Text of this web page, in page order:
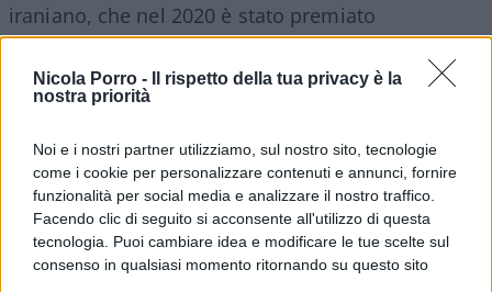
Nicola Porro -
Il rispetto della tua privacy è la
nostra priorità
Noi e i nostri partner utilizziamo, sul nostro sito, tecnologie
come i cookie per personalizzare contenuti e annunci, fornire
funzionalità per social media e analizzare il nostro traffico.
Facendo clic di seguito si acconsente all'utilizzo di questa
tecnologia. Puoi cambiare idea e modificare le tue scelte sul
consenso in qualsiasi momento ritornando su questo sito
iraniano, che nel 2020 è stato premiato
dall’organizzazione americanaCommitte to Protect
Journalist(CPJ) per la sua attività in nome della
libertà di stampa.
Mosaed è stato arrestato per la prima volta in Iran
nel novembre del 2019, per alcuni messaggi da lui
postati suiSocial, mentre erano in corso le
proteste popolari contro l’innalzamento del prezzo